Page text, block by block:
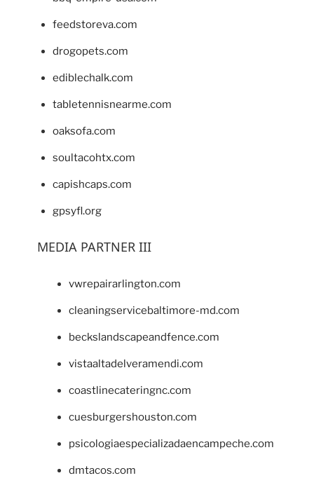
feedstoreva.com
drogopets.com
ediblechalk.com
tabletennisnearme.com
oaksofa.com
soultacohtx.com
capishcaps.com
gpsyfl.org
MEDIA PARTNER III
vwrepairarlington.com
cleaningservicebaltimore-md.com
beckslandscapeandfence.com
vistaaltadelveramendi.com
coastlinecateringnc.com
cuesburgershouston.com
psicologiaespecializadaencampeche.com
dmtacos.com